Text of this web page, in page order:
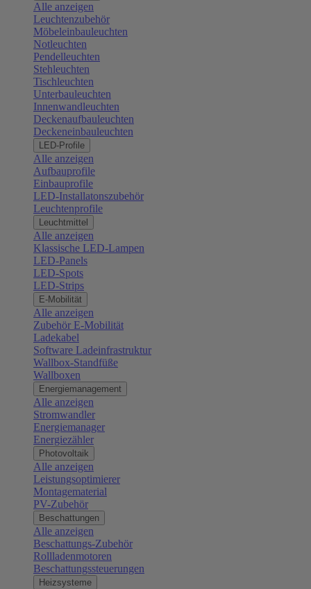
Alle anzeigen
Leuchtenzubehör
Möbeleinbauleuchten
Notleuchten
Pendelleuchten
Stehleuchten
Tischleuchten
Unterbauleuchten
Innenwandleuchten
Deckenaufbauleuchten
Deckeneinbauleuchten
LED-Profile
Alle anzeigen
Aufbauprofile
Einbauprofile
LED-Installatonszubehör
Leuchtenprofile
Leuchtmittel
Alle anzeigen
Klassische LED-Lampen
LED-Panels
LED-Spots
LED-Strips
E-Mobilität
Alle anzeigen
Zubehör E-Mobilität
Ladekabel
Software Ladeinfrastruktur
Wallbox-Standfüße
Wallboxen
Energiemanagement
Alle anzeigen
Stromwandler
Energiemanager
Energiezähler
Photovoltaik
Alle anzeigen
Leistungsoptimierer
Montagematerial
PV-Zubehör
Beschattungen
Alle anzeigen
Beschattungs-Zubehör
Rollladenmotoren
Beschattungssteuerungen
Heizsysteme